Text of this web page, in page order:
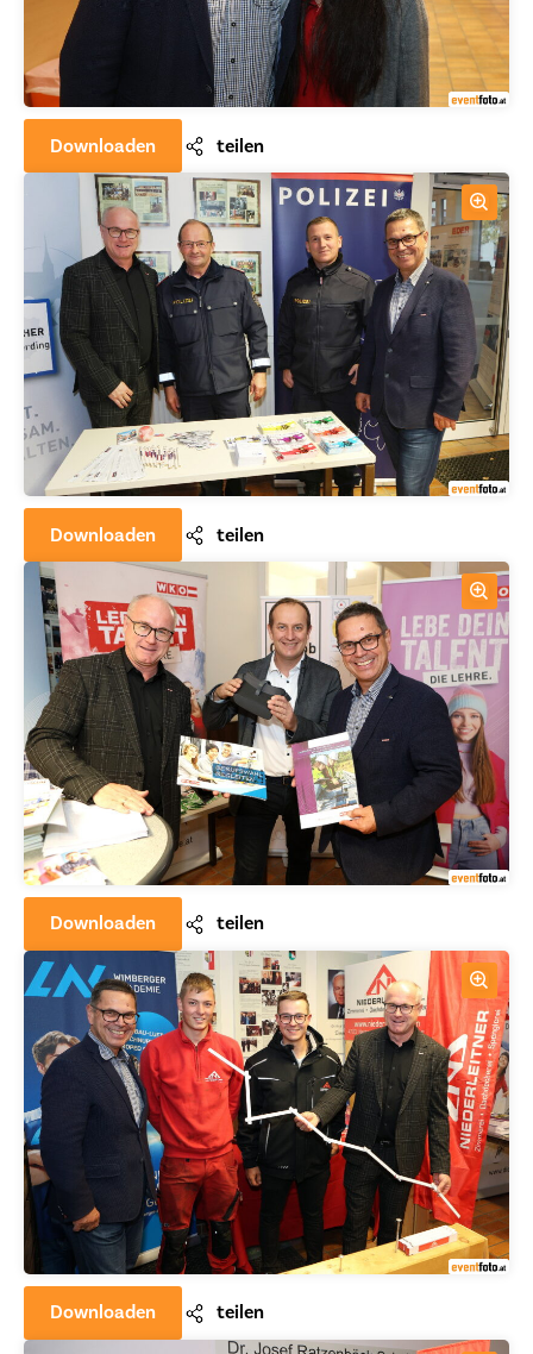
Downloaden teilen
Downloaden teilen
Downloaden teilen
Downloaden teilen